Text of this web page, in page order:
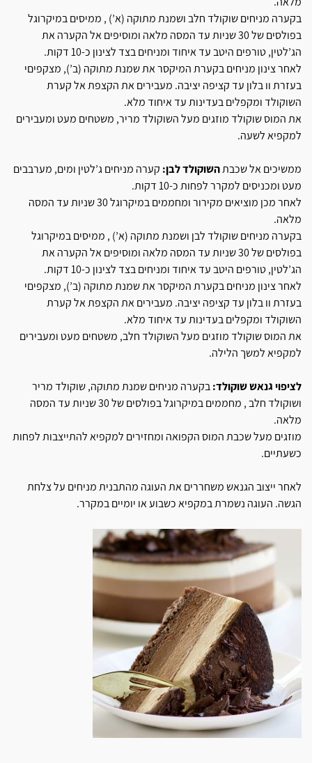
בקערה מניחים שוקולד חלב ושמנת מתוקה (א’) , ממיסים במיקרוגל
בפולסים של 30 שניות עד המסה מלאה ומוסיפים אל הקערה את
הג’לטין, טורפים היטב עד איחוד ומניחים בצד לצינון כ-10 דקות.
לאחר צינון מניחים בקערת המיקסר את שמנת מתוקה (ב’), מצקפיםי
בעזרת וו בלון עד קציפה יציבה. מעבירים את הקצפת אל קערת
השוקולד ומקפלים בעדינות עד איחוד מלא.
את המוס שוקולד מוזגים מעל השוקולד מריר, משטחים מעט ומעבירים
למקפיא לשעה.
ממשיכים אל שכבתהשוקולד לבן: קערה מניחים ג’לטין ומים, מערבבים
מעט ומכניסים למקרר לפחות כ-10 דקות.
לאחר מכן מוציאים מקירור ומחממים במיקרוגל 30 שניות עד המסה
מלאה.
בקערה מניחים שוקולד לבן ושמנת מתוקה (א’) , ממיסים במיקרוגל
בפולסים של 30 שניות עד המסה מלאה ומוסיפים אל הקערה את
הג’לטין, טורפים היטב עד איחוד ומניחים בצד לצינון כ-10 דקות.
לאחר צינון מניחים בקערת המיקסר את שמנת מתוקה (ב’), מצקפיםי
בעזרת וו בלון עד קציפה יציבה. מעבירים את הקצפת אל קערת
השוקולד ומקפלים בעדינות עד איחוד מלא.
את המוס שוקולד מוזגים מעל השוקולד חלב, משטחים מעט ומעבירים
למקפיא למשך הלילה.
לציפוי גנאש שוקולד: בקערה מניחים שמנת מתוקה, שוקולד מריר
ושוקולד חלב , מחממים במיקרוגל בפולסים של 30 שניות עד המסה
מלאה.
מוזגים מעל שכבת המוס הקפואה ומחזירים למקפיא להתייצבות לפחות
כשעתיים.
לאחר ייצוב הגנאש משחררים את העוגה מהתבנית מניחים על צלחת
הגשה. העוגה נשמרת במקפיא כשבוע או יומיים במקרר.